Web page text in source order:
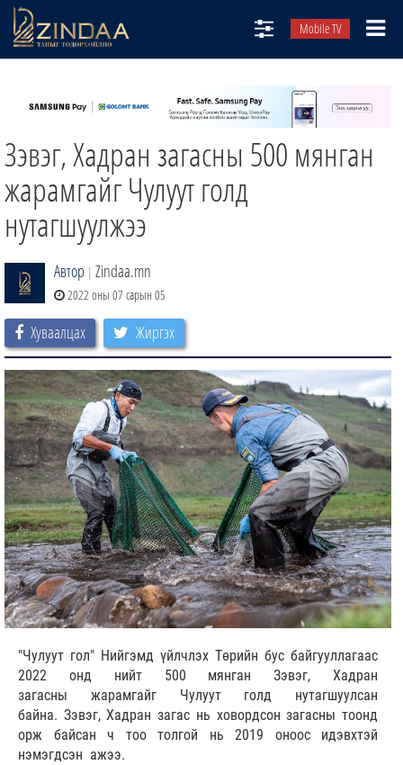
Mobile TV
ТВ8
ӨГЛӨӨНИЙ СОНИН
АУДИО ЗОХИОЛ
ЗИНДАА СЭТГҮҮЛ
Зэвэг, Хадран загасны 500 мянган
жарамгайг Чулуут голд
нутагшуулжээ
Автор | Zindaa.mn
2022 оны 07 сарын 05
Хуваалцах Жиргэх
"Чулуут гол" Нийгэмд үйлчлэх Төрийн бус байгууллагаас
2022 онд нийт 500 мянган Зэвэг, Хадран
загасны жарамгайг Чулуут голд нутагшуулсан
байна. Зэвэг, Хадран загас нь ховордсон загасны тоонд
орж байсан ч тоо толгой нь 2019 оноос идэвхтэй
нэмэгдсэн ажээ.